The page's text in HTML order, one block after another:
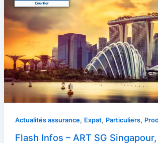
Actualités assurance, Expat, Particuliers,
Flash Infos – ART SG